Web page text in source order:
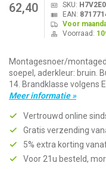
62,40
SKU:
EAN:
Voor
Voorraad:
Montagesnoer/
soepel, aderkleur: bruin.
14. Brandklasse volgens
Meer informatie »
Vertrouwd online
Gratis verzending
5% extra korting
Voor 21u besteld,